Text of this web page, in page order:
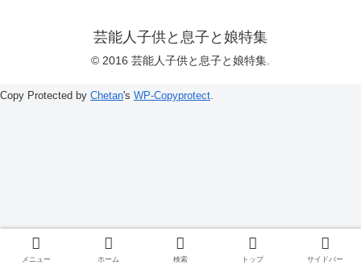
芸能人子供と息子と娘特集
© 2016 芸能人子供と息子と娘特集.
メニュー ホーム 検索 トップ サイドバー
Copy Protected by Chetan's WP-Copyprotect.